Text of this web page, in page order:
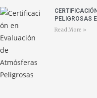
PELIGROSAS
Read More »